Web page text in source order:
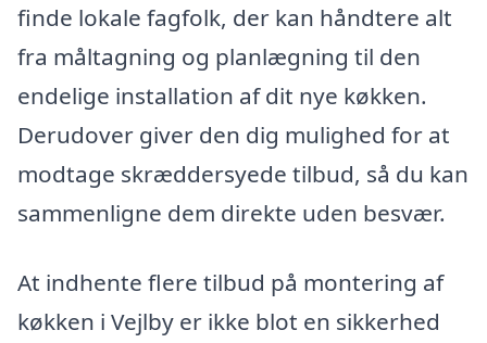
finde lokale fagfolk, der kan håndtere alt
fra måltagning og planlægning til den
endelige installation af dit nye køkken.
Derudover giver den dig mulighed for at
modtage skræddersyede tilbud, så du kan
sammenligne dem direkte uden besvær.
At indhente flere tilbud på montering af
køkken i Vejlby er ikke blot en sikkerhed